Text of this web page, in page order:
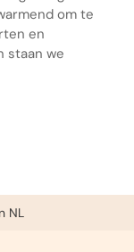
om te
en
staan we
NL